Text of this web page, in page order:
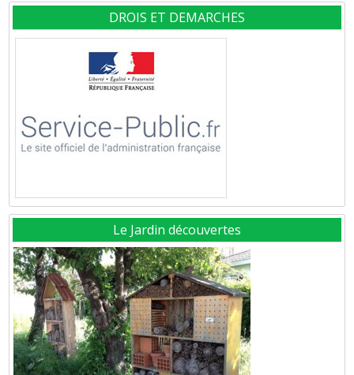
DROIS ET DEMARCHES
Le Jardin découvertes